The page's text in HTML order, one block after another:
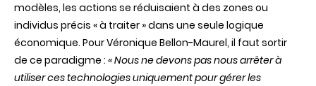
modèles, les actions se réduisaient à des zones ou
individus précis « à traiter » dans une seule logique
économique. Pour Véronique Bellon-Maurel, il faut sortir
de ce paradigme : «Nous ne devons pas nous arrêter à
utiliser ces technologies uniquement pour gérer les